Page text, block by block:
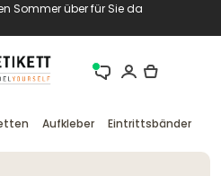
Sommer über für Sie da
Aufkleber Eintrittsbänder